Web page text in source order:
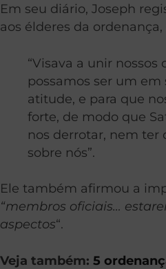
Em seu diário, Joseph
aos élderes da
“Visava a unir nossos
possamos ser um
atitude, e para que
forte, de modo que
nos derrotar, nem ter
sobre nós”.
Ele também afirmou a
“membros oficiais…
aspectos“.
Veja também: 5